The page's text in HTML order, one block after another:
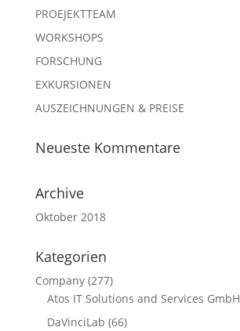
PROEJEKTTEAM
WORKSHOPS
FORSCHUNG
EXKURSIONEN
AUSZEICHNUNGEN & PREISE
Neueste Kommentare
Archive
Oktober 2018
Kategorien
Company(277)
Atos IT Solutions and Services GmbH
DaVinciLab (66)